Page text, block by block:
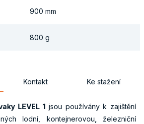
900 mm
800 g
Kontakt Ke stažení
LEVEL 1 jsou používány k zajištění
lodní, kontejnerovou, železniční